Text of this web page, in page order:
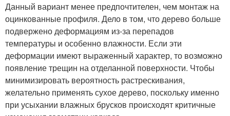
Данный вариант менее предпочтителен, чем монтаж на
оцинкованные профиля. Дело в том, что дерево больше
подвержено деформациям из-за перепадов
температуры и особенно влажности. Если эти
деформации имеют выраженный характер, то возможно
появление трещин на отделанной поверхности. Чтобы
минимизировать вероятность растрескивания,
желательно применять сухое дерево, поскольку именно
при усыхании влажных брусков происходят критичные